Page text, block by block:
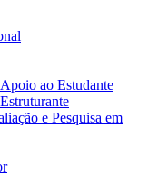
ao Estudante
e Pesquisa em